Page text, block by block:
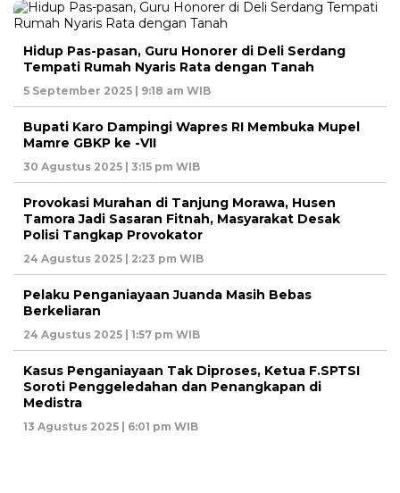
Hidup Pas-pasan, Guru Honorer di Deli Serdang
Tempati Rumah Nyaris Rata dengan Tanah
5 September 2025 | 9:18 am WIB
Bupati Karo Dampingi Wapres RI Membuka Mupel
Mamre GBKP ke -VII
30 Agustus 2025 | 3:15 pm WIB
Provokasi Murahan di Tanjung Morawa, Husen
Tamora Jadi Sasaran Fitnah, Masyarakat Desak
Polisi Tangkap Provokator
24 Agustus 2025 | 2:23 pm WIB
Pelaku Penganiayaan Juanda Masih Bebas
Berkeliaran
24 Agustus 2025 | 1:57 pm WIB
Kasus Penganiayaan Tak Diproses, Ketua F.SPTSI
Soroti Penggeledahan dan Penangkapan di
Medistra
13 Agustus 2025 | 6:01 pm WIB